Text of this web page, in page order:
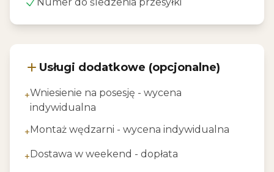
Usługi dodatkowe (opcjonalne)
+Wniesienie na posesję - wycena
indywidualna
+Montaż wędzarni - wycena indywidualna
+Dostawa w weekend - dopłata